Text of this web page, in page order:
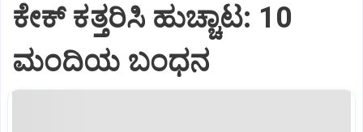
ಕೇಕ್ ಕತ್ತರಿಸಿ ಹುಚ್ಚಾಟ: 10
ಮಂದಿಯ ಬಂಧನ